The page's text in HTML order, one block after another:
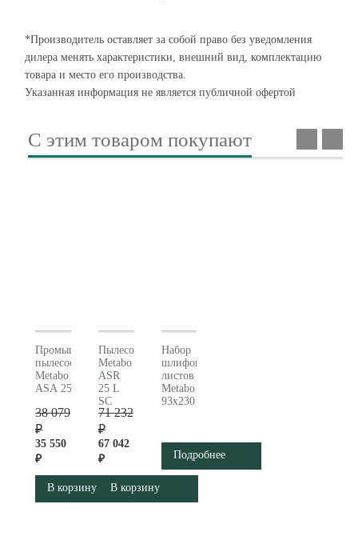
*Производитель оставляет за собой право без уведомления
дилера менять характеристики, внешний вид, комплектацию
товара и место его производства.
Указанная информация не является публичной офертой
С этим товаром покупают
Промышленный
пылесос
Metabo
ASA 25 L PC 602014000
38 079
₽
35 550
₽
В корзину
Пылесос
Metabo
ASR
25 L
SC
602024000
71 232
₽
67 042
₽
В корзину
Набор
шлифовальных
листов
Metabo
93х230
624490000
Подробнее